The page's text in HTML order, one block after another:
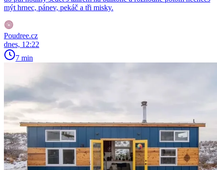
mýt hrnec, pánev, pekáč a tři misky.
Poudree.cz
dnes, 12:22
7 min